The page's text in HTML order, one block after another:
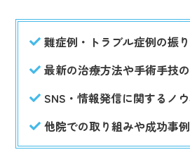
難症例・トラブル症例の振
最新の治療方法や手術手技
SNS・情報発信に関するノ
他院での取り組みや成功事